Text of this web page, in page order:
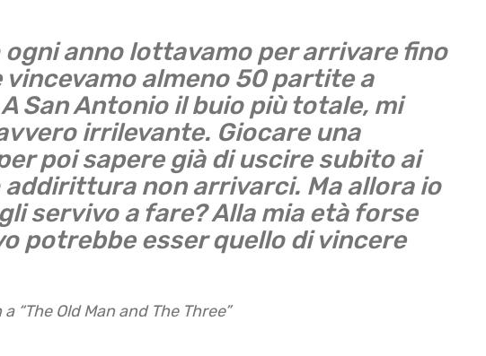
ogni anno lottavamo per arrivare fino
vincevamo almeno 50 partite a
San Antonio il buio più totale, mi
irrilevante. Giocare una
poi sapere già di uscire subito ai
addirittura non arrivarci. Ma allora io
servivo a fare? Alla mia età forse
potrebbe esser quello di vincere
“The Old Man and The Three”